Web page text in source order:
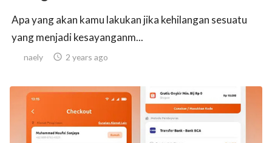
Apa yang akan kamu lakukan jika kehilangan sesuatu
yang menjadi kesayanganm...
naely  2 years ago